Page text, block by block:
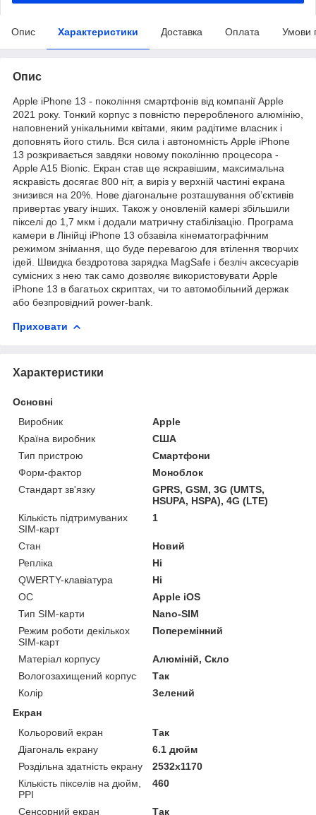
Опис Характеристики Доставка Оплата Умови
Опис
Apple iPhone 13 - покоління смартфонів від компанії Apple
2021 року. Тонкий корпус з повністю переробленого алюмінію,
наповнений унікальними квітами, яким радітиме власник і
доповнять його стиль. Вся сила і автономність Apple iPhone
13 розкривається завдяки новому поколінню процесора -
Apple A15 Bionic. Екран став ще яскравішим, максимальна
яскравість досягає 800 ніт, а виріз у верхній частині екрана
знизився на 20%. Нове діагональне розташування об’єктивів
привертає увагу інших. Також у оновленій камері збільшили
пікселі до 1,7 мкм і додали матричну стабілізацію. Програма
камери в Лінійці iPhone 13 обзавіла кінематографічним
режимом знімання, що буде перевагою для втілення творчих
ідей. Швидка бездротова зарядка MagSafe і безліч аксесуарів
сумісних з нею так само дозволяє використовувати Apple
iPhone 13 в багатьох скриптах, чи то автомобільний держак
або безпровідний power-bank.
Приховати
Характеристики
Основні
Виробник
Apple
Країна виробник
США
Тип пристрою
Смартфони
Форм-фактор
Моноблок
Стандарт зв'язку
GPRS, GSM, 3G (UMTS,
HSUPA, HSPA), 4G (LTE)
Кількість підтримуваних
SIM-карт
1
Стан
Новий
Репліка
Ні
QWERTY-клавіатура
Ні
ОС
Apple iOS
Тип SIM-карти
Nano-SIM
Режим роботи декількох
SIM-карт
Поперемінний
Матеріал корпусу
Алюміній, Скло
Вологозахищений корпус
Так
Колір
Зелений
Екран
Кольоровий екран
Так
Діагональ екрану
6.1 дюйм
Роздільна здатність екрану
2532x1170
Кількість пікселів на дюйм,
PPI
460
Сенсорний екран
Так